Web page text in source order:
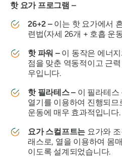
핫 요가 프로그램 –
26+2 – 이는 핫 요가에서
련법(자세 26개 + 호흡 운
핫 파워 – 이 동작은 에너
점을 맞춘 역동적이고 근
우입니다.
핫 필라테스 – 이 필라테스
열기를 이용하여 진행되
운동에 매우 효과적입니다.
요가 스컬프트는 요가와
래스로, 열을 이용하여 몸
이도록 설계되었습니다.